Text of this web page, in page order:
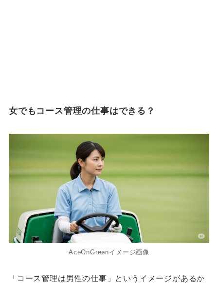
女でもコース管理の仕事はできる？
AceOnGreenイメージ画像
「コース管理は男性の仕事」というイメージがあるか